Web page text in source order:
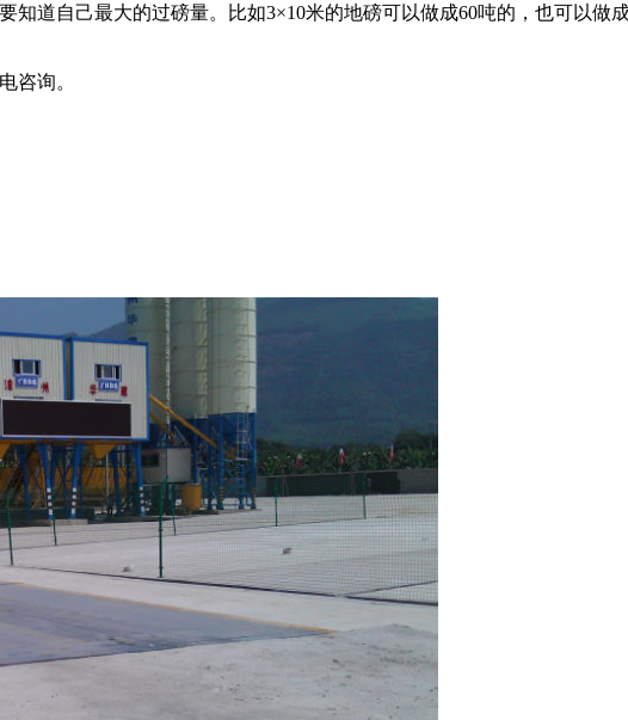
道自己最大的过磅量。比如3×10米的地磅可以做成60吨的，也可以做
咨询。